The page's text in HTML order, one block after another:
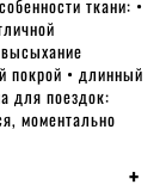
ткани: •
покрой • длинный
для поездок:
моментально